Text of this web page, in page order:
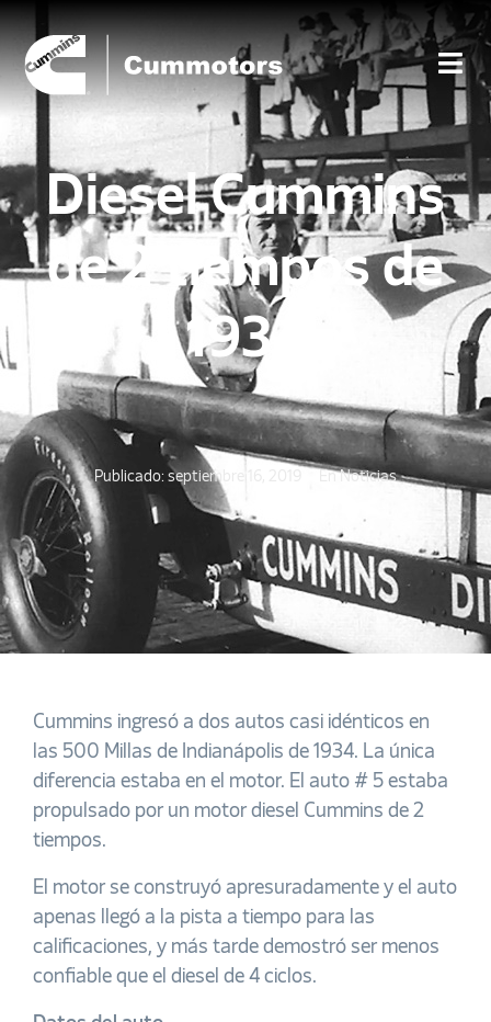
Diesel Cummins
de 2 tiempos de
1934
Publicado: septiembre 16, 2019 Noticias
Cummins ingresó a dos autos casi idénticos en
las 500 Millas de Indianápolis de 1934. La única
diferencia estaba en el motor. El auto # 5 estaba
propulsado por un motor diesel Cummins de 2
tiempos.
El motor se construyó apresuradamente y el auto
apenas llegó a la pista a tiempo para las
calificaciones, y más tarde demostró ser menos
confiable que el diesel de 4 ciclos.